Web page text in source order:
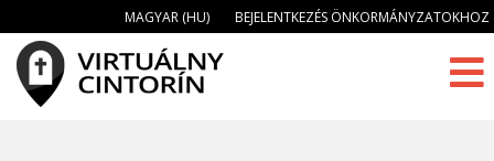
MAGYAR (HU) BEJELENTKEZÉS ÖNKORMÁNYZATOKHOZ